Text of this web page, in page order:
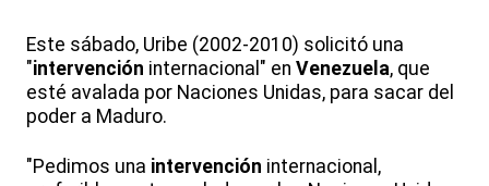
Este sábado, Uribe (2002-2010) solicitó una
"intervención internacional" en Venezuela, que
esté avalada por Naciones Unidas, para sacar del
poder a Maduro.
"Pedimos una intervención internacional,